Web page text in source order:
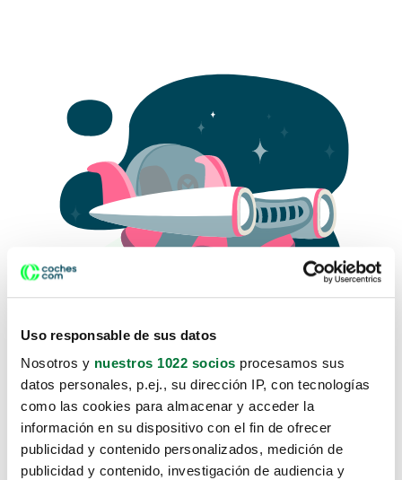
Uso responsable de sus datos
Nosotros y nuestros 1022 socios procesamos sus
datos personales, p.ej., su dirección IP, con tecnologías
como las cookies para almacenar y acceder la
información en su dispositivo con el fin de ofrecer
publicidad y contenido personalizados, medición de
publicidad y contenido, investigación de audiencia y
Lo sentimos, no sabemos como
te hemos traido hasta aquí.